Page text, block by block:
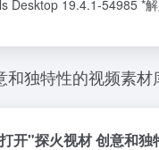
Desktop 19.4.1-54985 *
和独特性的视频素
开"探火视材 创意和